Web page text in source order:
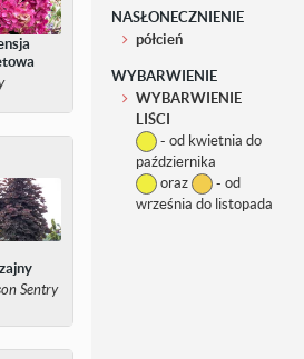
Sentry
NASŁONECZNIENIE
półcień
WYBARWIENIE
WYBARWIENIE
LIŚCI
- od kwietnia do
października
oraz
- od
września do listopada